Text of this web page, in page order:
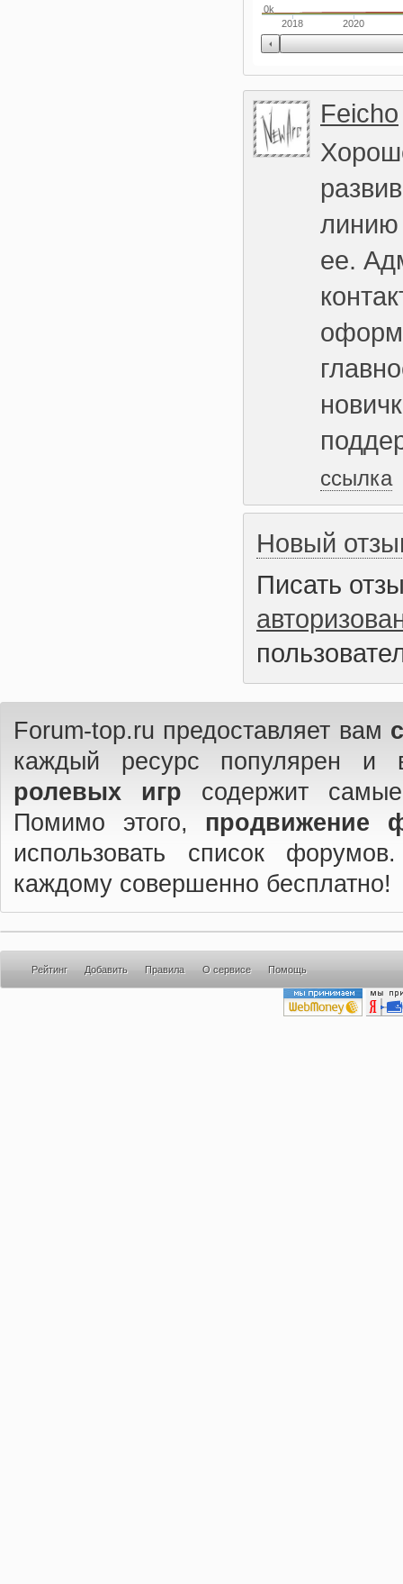
2018 2020
0k
Feicho
линию
ее.
ссылка
Новый
Писать
Forum-top.ru предоставляет вам
каждый ресурс популярен
ролевых игр содержит
Помимо этого, продвижение
использовать список
каждому совершенно бесплатно!
Рейтинг Добавить Правила О сервисе Помощь